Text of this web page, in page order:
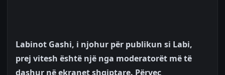
Labinot Gashi, i njohur për publikun si Labi,
prej vitesh është një nga moderatorët më të
dashur në ekranet shqiptare. Përveç